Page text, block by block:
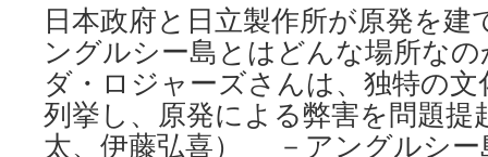
日本政府と日立製作所が原発を
ングルシー島とはどんな場所な
ダ・ロジャーズさんは、独特の
列挙し、原発による弊害を問題
太、伊藤弘喜） －アングルシー